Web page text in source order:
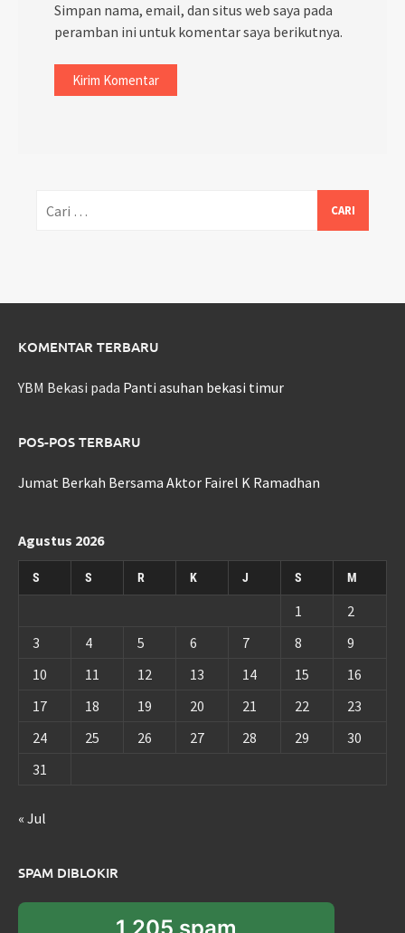
Simpan nama, email, dan situs web saya pada
peramban ini untuk komentar saya berikutnya.
untuk:
KOMENTAR TERBARU
YBM Bekasi pada Panti asuhan bekasi timur
POS-POS TERBARU
Jumat Berkah Bersama Aktor Fairel K Ramadhan
Agustus 2026
S S R K J S M
1
2
3
4 5 6 7 8
9
10
11 12 13 14 15
16
17
18 19 20 21 22
23
24
25 26 27 28 29
30
31
« Jul
SPAM DIBLOKIR